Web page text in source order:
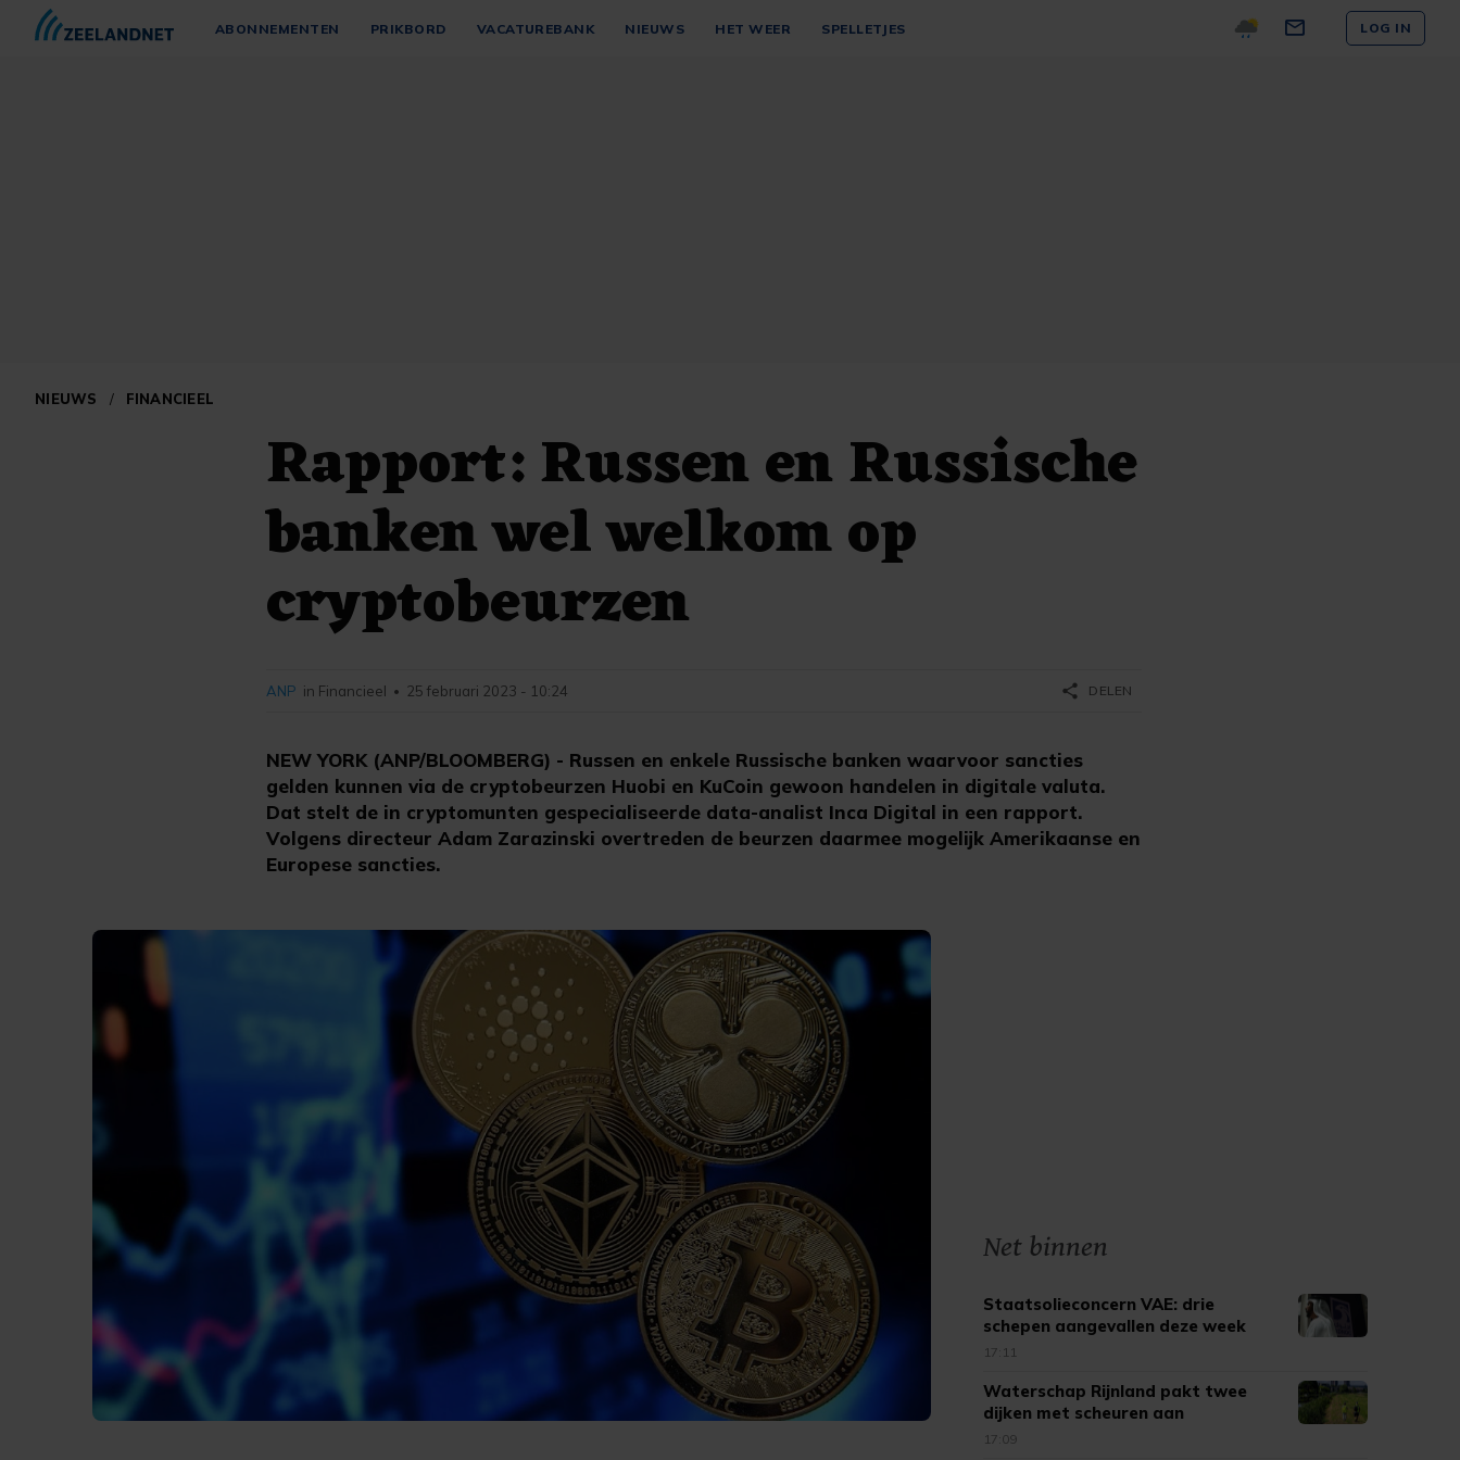
ABONNEMENTEN PRIKBORD VACATUREBANK NIEUWS HET WEER SPELLETJES LOG IN
NIEUWS / FINANCIEEL
Rapport: Russen en Russische
banken wel welkom op
cryptobeurzen
NEW YORK (ANP/BLOOMBERG) - Russen en enkele Russische banken waarvoor sancties
gelden kunnen via de cryptobeurzen Huobi en KuCoin gewoon handelen in digitale valuta.
Dat stelt de in cryptomunten gespecialiseerde data-analist Inca Digital in een rapport.
Volgens directeur Adam Zarazinski overtreden de beurzen daarmee mogelijk Amerikaanse en
Europese sancties.
ANP in Financieel • 25 februari 2023 - 10:24 share DELEN
Net binnen
Staatsolieconcern VAE: drie
schepen aangevallen deze week
17:11
Waterschap Rijnland pakt twee
dijken met scheuren aan
17:09